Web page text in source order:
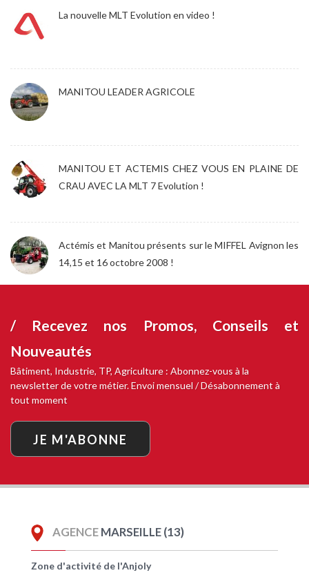
La nouvelle MLT Evolution en video !
MANITOU LEADER AGRICOLE
MANITOU ET ACTEMIS CHEZ VOUS EN PLAINE DE
CRAU AVEC LA MLT 7 Evolution !
Actémis et Manitou présents sur le MIFFEL Avignon les
14,15 et 16 octobre 2008 !
/ Recevez nos Promos, Conseils et
Nouveautés
Bâtiment, Industrie, TP, Agriculture : Abonnez-vous à la
newsletter de votre métier. Envoi mensuel / Désabonnement à
tout moment
JE M'ABONNE
AGENCEMARSEILLE (13)
Zone d'activité de l'Anjoly